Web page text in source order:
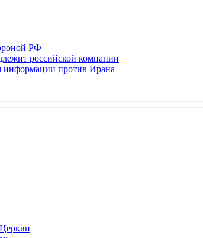
РФ
российской компании
информации против Ирана